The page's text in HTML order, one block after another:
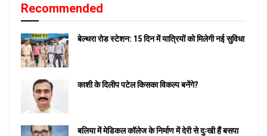
Recommended
बेल्थरा रोड स्टेशन: 15 दिन में यात्रियों को मिलेगी नई सुविधा
काशी के दिलीप पटेल किसका विकल्प बनेंगे?
बलिया में मेडिकल कॉलेज के निर्माण में देरी से दुःखी हैं बसपा